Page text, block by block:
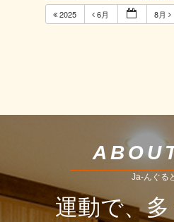
2025 6月 8月
Ja-んぐる
運動で、